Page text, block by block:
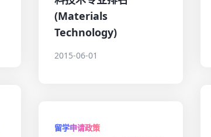
(Materials
Technology)
2015-06-01
留学申请政策